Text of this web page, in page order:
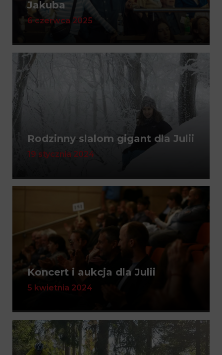
Jakuba
6 czerwca 2025
Rodzinny slalom gigant dla Julii
19 stycznia 2024
Koncert i aukcja dla Julii
5 kwietnia 2024